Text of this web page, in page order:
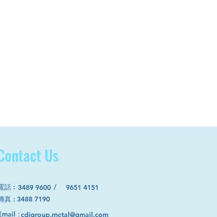
9651 4151
話 : /
：cdjgroup.metal@gmail.com
Us
3489 9600
真 : 3488 7190